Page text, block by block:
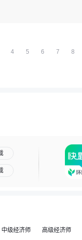
4 5 6 7 8
中级经济师 高级经济师